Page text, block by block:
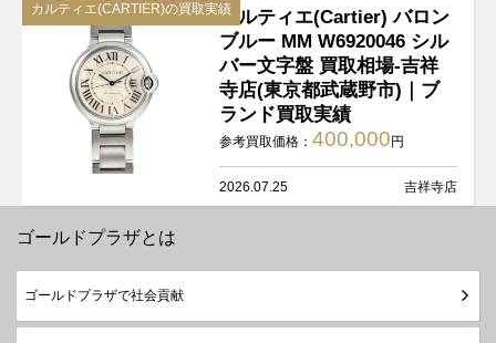
カルティエ(CARTIER)の買取実績カルティエ(Cartier) バロン
ブルー MM W6920046 シル
バー文字盤 買取相場-吉祥
寺店(東京都武蔵野市)｜ブ
ランド買取実績
参考買取価格：400,000 円
2026.07.25 吉祥寺店
ゴールドプラザとは
ゴールドプラザで社会貢献